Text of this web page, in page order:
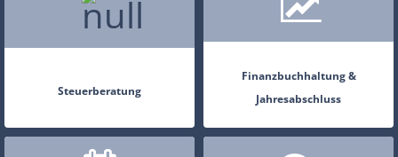
Steuerberatung
Finanzbuchhaltung &
Jahresabschluss